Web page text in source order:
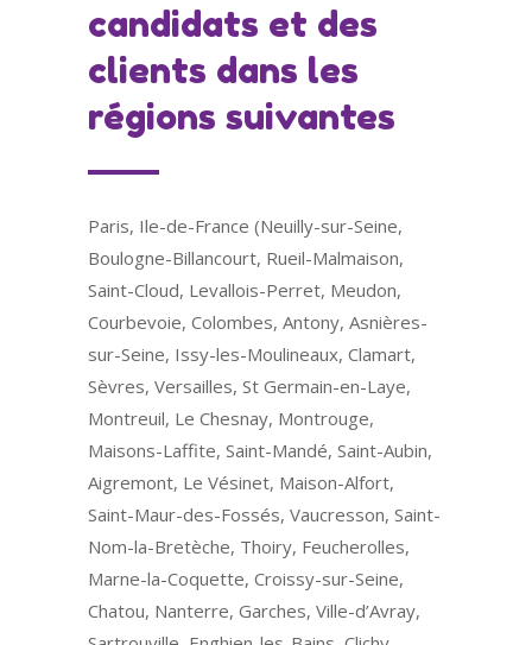
candidats et des
clients dans les
régions suivantes
Paris, Ile-de-France (Neuilly-sur-Seine,
Boulogne-Billancourt, Rueil-Malmaison,
Saint-Cloud, Levallois-Perret, Meudon,
Courbevoie, Colombes, Antony, Asnières-
sur-Seine, Issy-les-Moulineaux, Clamart,
Sèvres, Versailles, St Germain-en-Laye,
Montreuil, Le Chesnay, Montrouge,
Maisons-Laffite, Saint-Mandé, Saint-Aubin,
Aigremont, Le Vésinet, Maison-Alfort,
Saint-Maur-des-Fossés, Vaucresson, Saint-
Nom-la-Bretèche, Thoiry, Feucherolles,
Marne-la-Coquette, Croissy-sur-Seine,
Chatou, Nanterre, Garches, Ville-d’Avray,